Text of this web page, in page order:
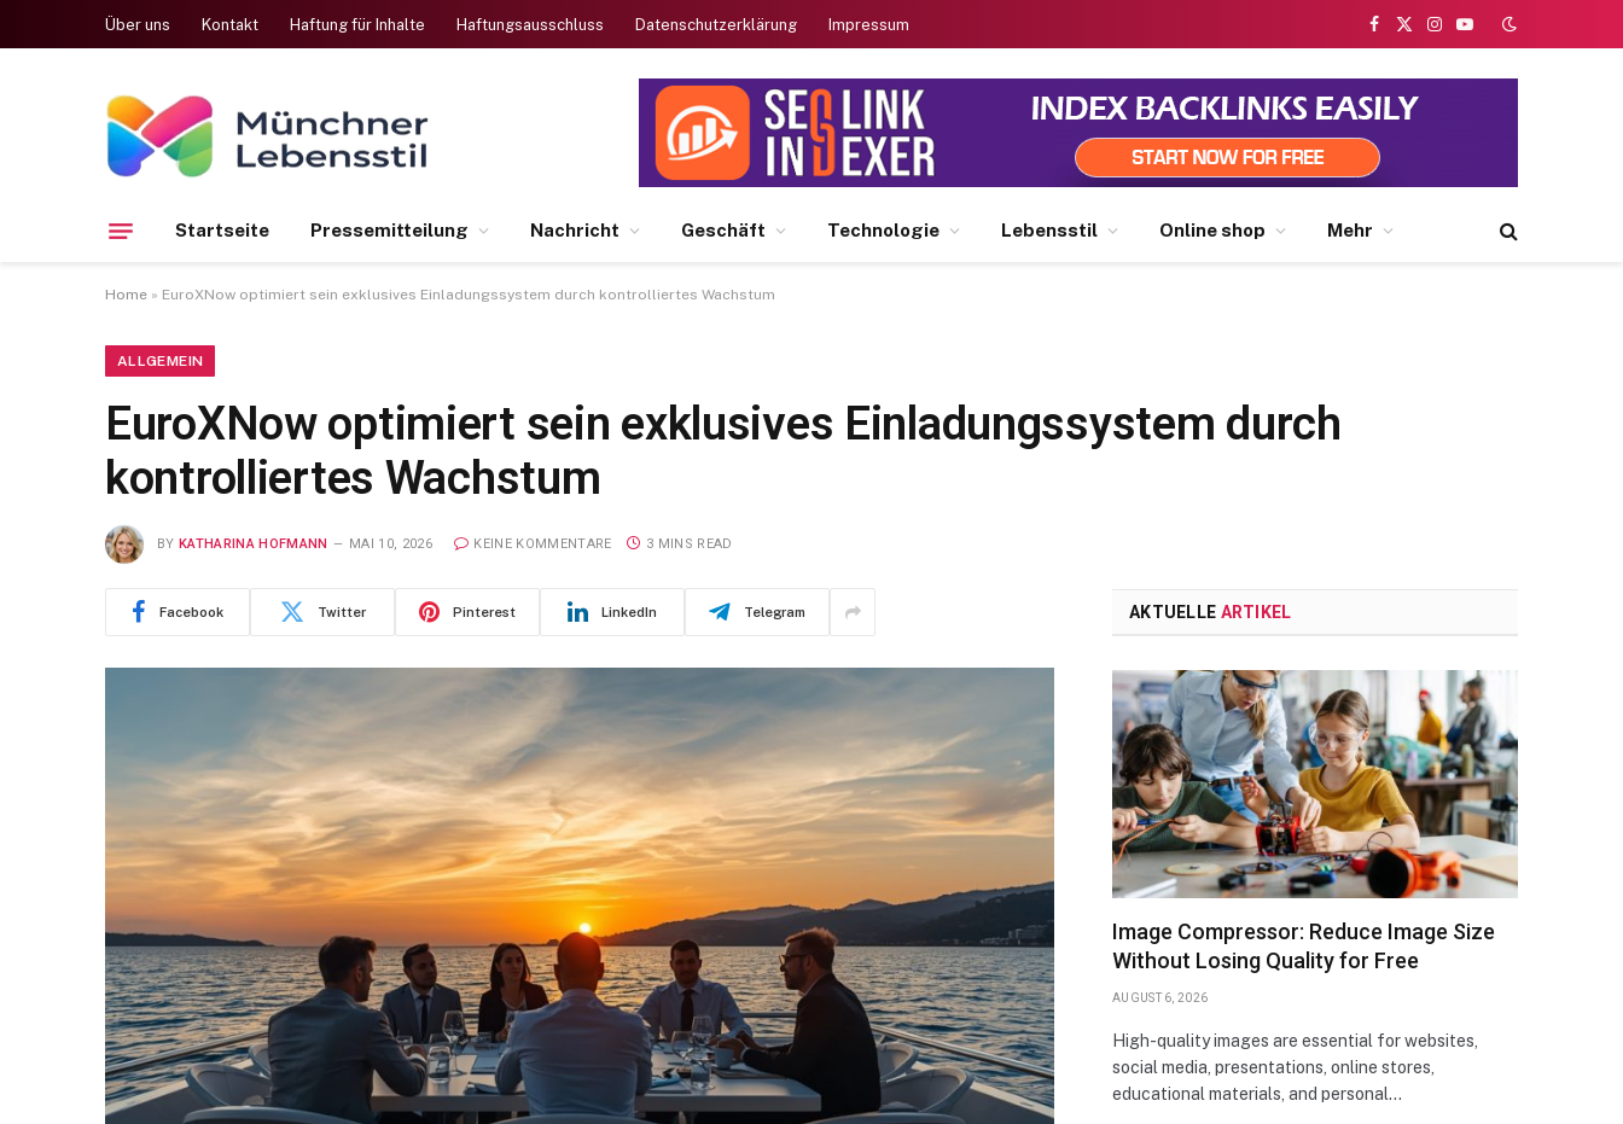
Über uns Kontakt Haftung für Inhalte Haftungsausschluss Datenschutzerklärung Impressum
Facebook
X
Instagram
YouTube
Startseite Pressemitteilung Nachricht Geschäft Technologie Lebensstil Online shop Mehr
Home » EuroXNow optimiert sein exklusives Einladungssystem durch kontrolliertes Wachstum
ALLGEMEIN
EuroXNow optimiert sein exklusives Einladungssystem durch
kontrolliertes Wachstum
BY KATHARINA HOFMANN MAI 10, 2026 KEINE KOMMENTARE 3 MINS READ
Facebook Twitter Pinterest LinkedIn Telegram AKTUELLE ARTIKEL
Image Compressor: Reduce Image Size
Without Losing Quality for Free
AUGUST 6, 2026
High-quality images are essential for websites,
social media, presentations, online stores,
educational materials, and personal…